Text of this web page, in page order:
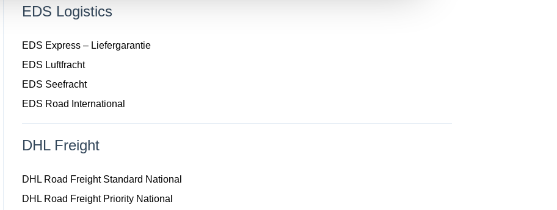
EDS Logistics
EDS Express – Liefergarantie
EDS Luftfracht
EDS Seefracht
EDS Road International
DHL Freight
DHL Road Freight Standard National
DHL Road Freight Priority National